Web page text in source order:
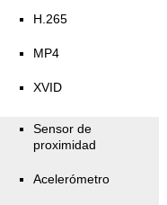
H.265
MP4
XVID
Sensor de
proximidad
Acelerómetro